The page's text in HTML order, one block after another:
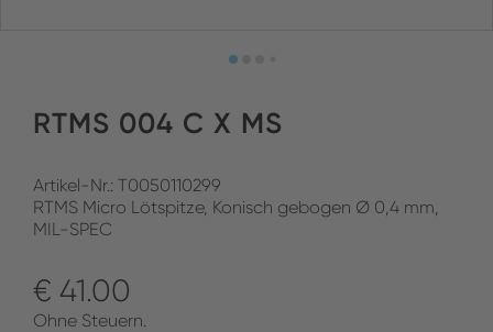
RTMS 004 C X MS
Artikel-Nr.: T0050110299
RTMS Micro Lötspitze, Konisch gebogen Ø 0,4 mm,
MIL-SPEC
€ 41.00
Ohne Steuern.